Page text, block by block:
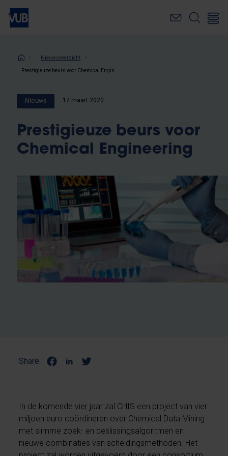
Overslaan
naar
inhoudKruimelpad
Nieuwsoverzicht
Nieuws 17 maart 2020
Prestigieuze beurs voor
Chemical Engineering
Share:
In de komende vier jaar zal CHIS een project van vier
miljoen euro coördineren over Chemical Data Mining
met slimme zoek- en beslissingsalgoritmen en
nieuwe combinaties van scheidingsmethoden. Het